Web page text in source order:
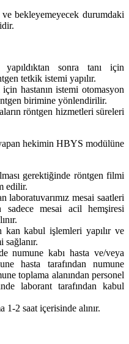
bekleyemeyecek durumdaki
yapıldıktan sonra tanı için
tetkik istemi yapılır.
hastanın istemi otomasyon
birimine yönlendirilir.
röntgen hizmetleri süreleri
hekimin HBYS modülüne
gerektiğinde röntgen filmi
edilir.
laboratuvarımız mesai saatleri
sadece mesai acil hemşiresi
kan kabul işlemleri yapılır ve
numune kabı hasta ve/veya
hasta tarafından numune
toplama alanından personel
laborant tarafından kabul
1-2 saat içerisinde alınır.